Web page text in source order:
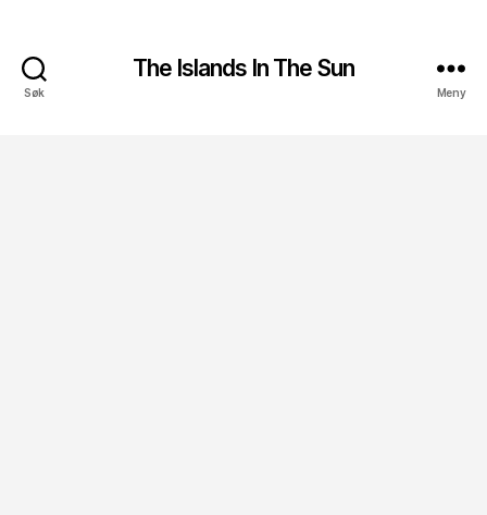
Søk
The Islands In The Sun
Meny